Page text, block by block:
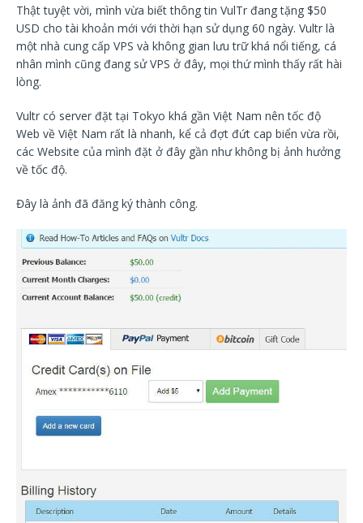
Thật tuyệt vời, mình vừa biết thông tin VulTr đang tặng $50
USD cho tài khoản mới với thời hạn sử dụng 60 ngày. Vultr là
một nhà cung cấp VPS và không gian lưu trữ khá nổi tiếng, cá
nhân mình cũng đang sử VPS ở đây, mọi thứ mình thấy rất hài
lòng.
Vultr có server đặt tại Tokyo khá gần Việt Nam nên tốc độ
Web về Việt Nam rất là nhanh, kể cả đợt đứt cap biển vừa rồi,
các Website của mình đặt ở đây gần như không bị ảnh hưởng
về tốc độ.
Đây là ảnh đã đăng ký thành công.